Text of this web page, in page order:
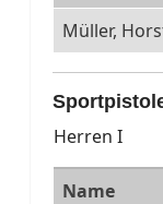
Müller,
Herren I
Name